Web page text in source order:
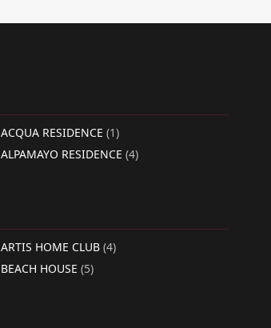
ACQUA RESIDENCE (1)
ALPAMAYO RESIDENCE (4)
ARTIS HOME CLUB (4)
BEACH HOUSE (5)